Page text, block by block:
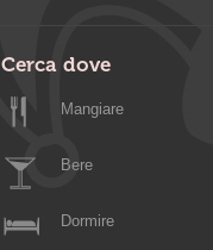
Cerca dove
Mangiare
Bere
Dormire